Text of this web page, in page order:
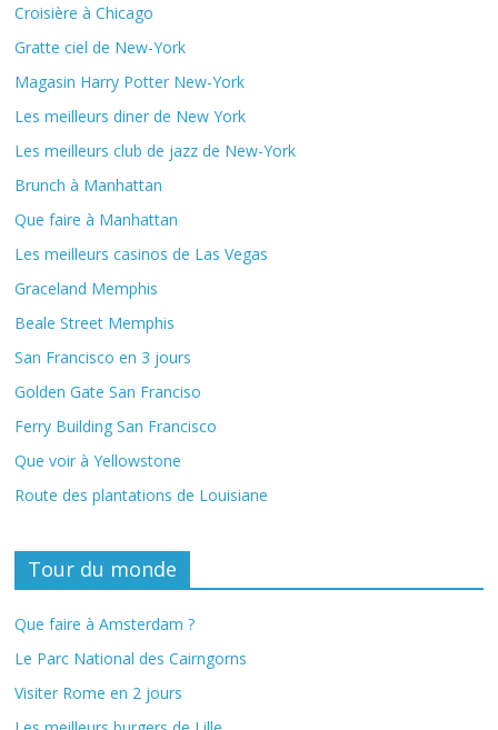
Croisière à Chicago
Gratte ciel de New-York
Magasin Harry Potter New-York
Les meilleurs diner de New York
Les meilleurs club de jazz de New-York
Brunch à Manhattan
Que faire à Manhattan
Les meilleurs casinos de Las Vegas
Graceland Memphis
Beale Street Memphis
San Francisco en 3 jours
Golden Gate San Franciso
Ferry Building San Francisco
Que voir à Yellowstone
Route des plantations de Louisiane
Tour du monde
Que faire à Amsterdam ?
Le Parc National des Cairngorns
Visiter Rome en 2 jours